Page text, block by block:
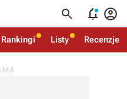
  
Rankingi Listy Recenzje